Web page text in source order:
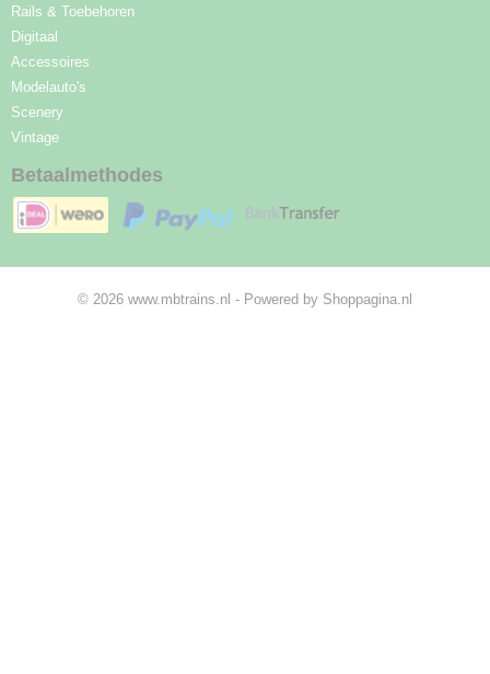
Rails & Toebehoren
Digitaal
Accessoires
Modelauto's
Scenery
Vintage
Betaalmethodes
© 2026 www.mbtrains.nl - Powered by Shoppagina.nl